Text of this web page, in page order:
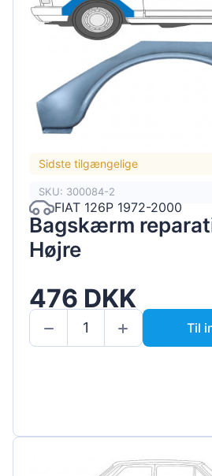
Sidste tilgængelige
SKU: 300084-2
FIAT 126P 1972-2000
Bagskærm
Højre
476 DKK
Til